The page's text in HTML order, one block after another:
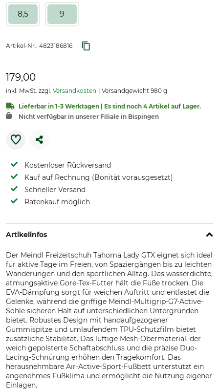
8,5 9
Artikel-Nr.: 4823186816
179,00
inkl. MwSt. zzgl. Versandkosten Versandgewicht 980 g
Lieferbar in 1-3 Werktagen | Es sind noch 4 Artikel auf Lager.
Nicht verfügbar in unserer Filiale in Bispingen
Kostenloser Rückversand
Kauf auf Rechnung (Bonität vorausgesetzt)
Schneller Versand
Ratenkauf möglich
Artikelinfos
Der Meindl Freizeitschuh Tahoma Lady GTX eignet sich ideal
für aktive Tage im Freien, von Spaziergängen bis zu leichten
Wanderungen und den sportlichen Alltag. Das wasserdichte,
atmungsaktive Gore-Tex-Futter hält die Füße trocken. Die
EVA-Dämpfung sorgt für weichen Auftritt und entlastet die
Gelenke, während die griffige Meindl-Multigrip-G7-Active-
Sohle sicheren Halt auf unterschiedlichen Untergründen
bietet. Robustes Design mit handaufgezogener
Gummispitze und umlaufendem TPU-Schutzfilm bietet
zusätzliche Stabilität. Das luftige Mesh-Obermaterial, der
weich gepolsterte Schaftabschluss und die präzise Duo-
Lacing-Schnürung erhöhen den Tragekomfort. Das
herausnehmbare Air-Active-Sport-Fußbett unterstützt ein
angenehmes Fußklima und ermöglicht die Nutzung eigener
Einlagen.